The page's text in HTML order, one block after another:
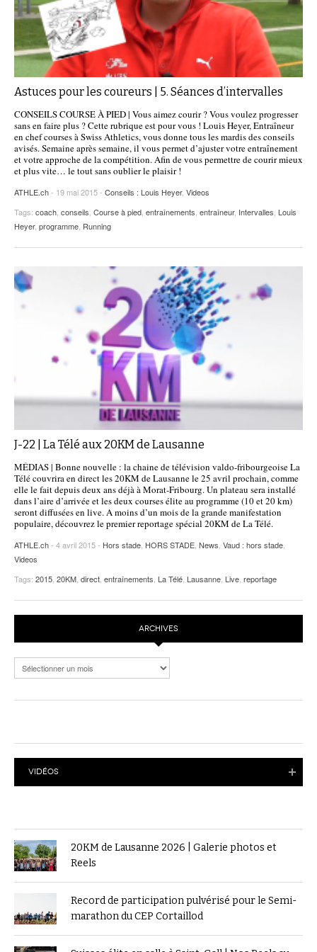
Astuces pour les coureurs | 5. Séances d’intervalles
CONSEILS COURSE À PIED | Vous aimez courir ? Vous voulez progresser
sans en faire plus ? Cette rubrique est pour vous ! Louis Heyer, Entraîneur
en chef courses à Swiss Athletics, vous donne tous les mardis des conseils
avisés. Semaine après semaine, il vous permet d’ajuster votre entraînement
et votre approche de la compétition. Afin de vous permettre de courir mieux
et plus vite… le tout sans oublier le plaisir !
ATHLE.ch- 19 mai 2015 - Conseils : Louis Heyer, Videos
Tags: coach conseils Course à pied entraînements entraîneur, Intervalles Louis
Heyer, programme Running
J-22 | La Télé aux 20KM de Lausanne
MÉDIAS | Bonne nouvelle : la chaine de télévision valdo-fribourgeoise La
Télé couvrira en direct les 20KM de Lausanne le 25 avril prochain, comme
elle le fait depuis deux ans déjà à Morat-Fribourg. Un plateau sera installé
dans l’aire d’arrivée et les deux courses élite au programme (10 et 20 km)
seront diffusées en live. A moins d’un mois de la grande manifestation
populaire, découvrez le premier reportage spécial 20KM de La Télé.
ATHLE.ch- 4 avril 2015 - Hors stade HORS STADE News Vaud : hors stade
Videos
Tags: 2015 20KM direct entraînements La Télé Lausanne Live reportage
ARCHIVES
Archives
VIDÉOS
20KM de Lausanne 2026 | Galerie photos et
Reels
Record de participation pulvérisé pour le Semi-
marathon du CEP Cortaillod